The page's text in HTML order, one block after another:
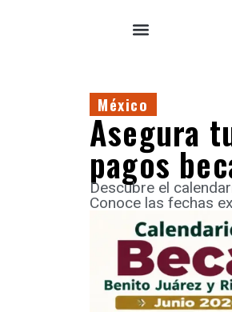
México
Asegura
pagos
Descubre el
Conoce las fechas